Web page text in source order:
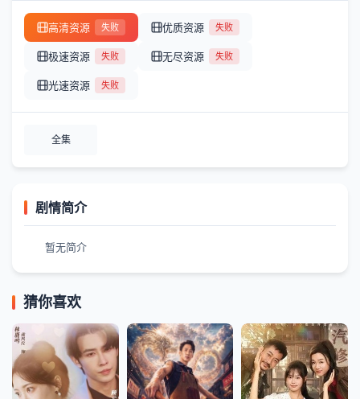
高清资源 失败 优质资源 失败
极速资源 失败 无尽资源 失败
光速资源 失败
全集
剧情简介
暂无简介
猜你喜欢